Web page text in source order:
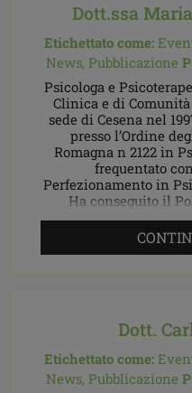
Dott.ssa
Etichettato come:
News, Pubblicazione
Psicologa e
Clinica e di
sede di Cesena nel
presso l’Ordine
Romagna n 2122 in
frequentato
Perfezionamento in
Ha conseguito il
Working
Dott.
Etichettato come:
News, Pubblicazione